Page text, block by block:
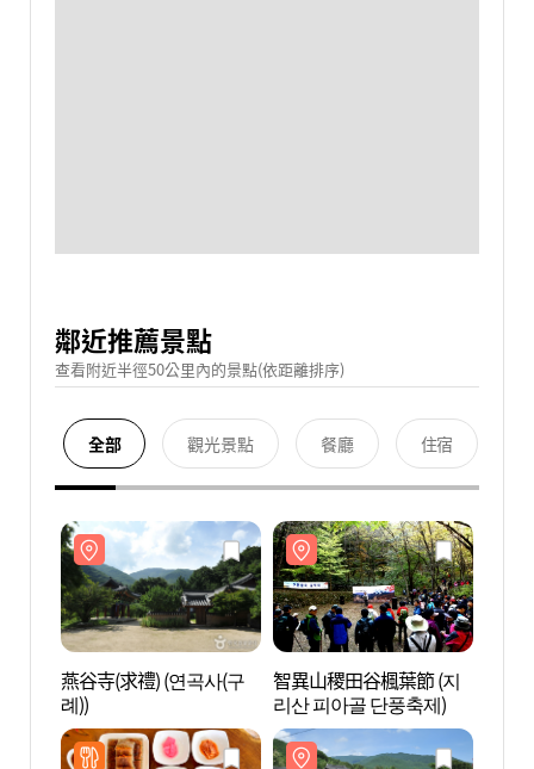
鄰近推薦景點
查看附近半徑50公里內的景點(依距離排序)
全部 觀光景點 餐廳 住宿
燕谷寺(求禮) (연곡사(구
례))
智異山稷田谷楓葉節 (지
리산 피아골 단풍축제)